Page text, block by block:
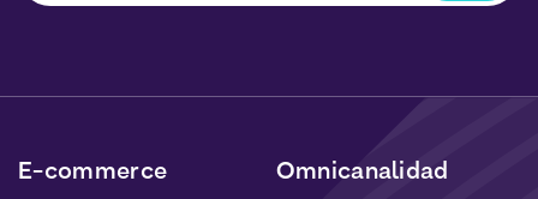
datos serán tratados de acuerdo con nuestra Política
E-commerce
Omnicanalidad